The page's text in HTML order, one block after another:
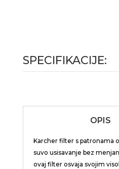
SPECIFIKACIJE:
OPIS
Karcher filter s patronama
suvo usisavanje bez
ovaj filter osvaja svojim